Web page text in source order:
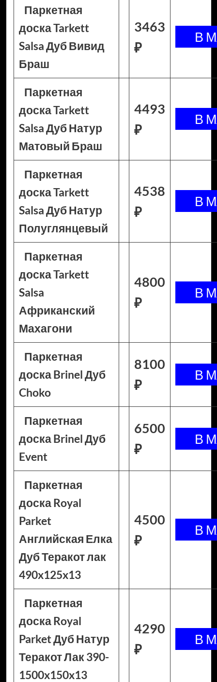
Паркетная
доска Tarkett
Salsa Дуб Вивид
Браш
3463
₽
Паркетная
доска Tarkett
Salsa Дуб Натур
Матовый Браш
4493
₽
Паркетная
доска Tarkett
Salsa Дуб Натур
Полуглянцевый
4538
₽
Паркетная
доска Tarkett
Salsa
Африканский
Махагони
4800
₽
Паркетная
доска Brinel Дуб
Choko
8100
₽
Паркетная
доска Brinel Дуб
Event
6500
₽
Паркетная
доска Royal
Parket
Английская Елка
Дуб Теракот лак
490x125x13
4500
₽
Паркетная
доска Royal
Parket Дуб Натур
Теракот Лак 390-
1500x150x13
4290
₽